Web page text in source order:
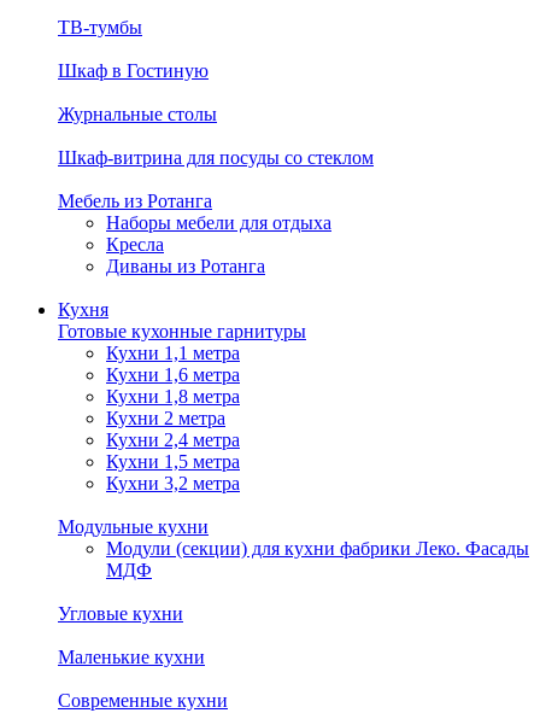
ТВ-тумбы
Шкаф в Гостиную
Журнальные столы
Шкаф-витрина для посуды со стеклом
Мебель из Ротанга
Наборы мебели для отдыха
Кресла
Диваны из Ротанга
Кухня
Готовые кухонные гарнитуры
Кухни 1,1 метра
Кухни 1,6 метра
Кухни 1,8 метра
Кухни 2 метра
Кухни 2,4 метра
Кухни 1,5 метра
Кухни 3,2 метра
Модульные кухни
Модули (секции) для кухни фабрики Леко. Фасады
МДФ
Угловые кухни
Маленькие кухни
Современные кухни